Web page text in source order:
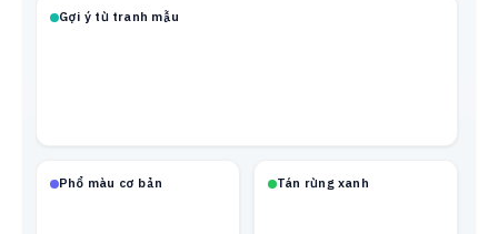
Gợi ý từ tranh mẫu
Phổ màu cơ bản Tán rừng xanh